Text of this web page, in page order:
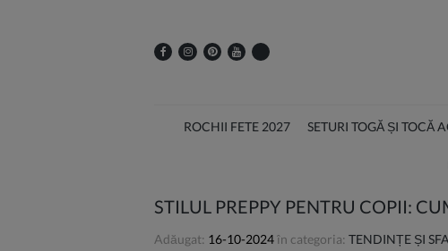
ROCHII FETE 2027 SETURI TOGĂ ȘI TOCĂ
STILUL PREPPY PENTRU COPII:
Adăugat: 16-10-2024în categoria: TENDINȚE ȘI